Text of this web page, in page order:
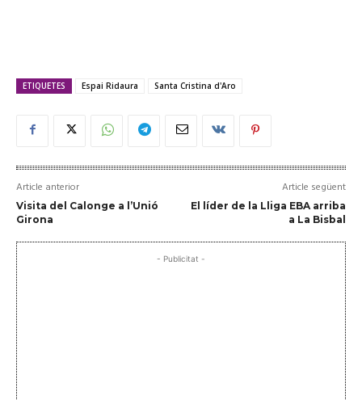
ETIQUETES Espai Ridaura Santa Cristina d'Aro
Article anterior
Visita del Calonge a l’Unió
Girona
Article següent
El líder de la Lliga EBA arriba
a La Bisbal
- Publicitat -